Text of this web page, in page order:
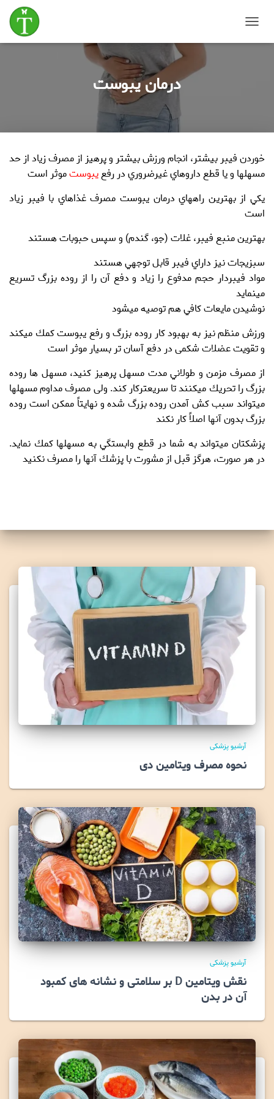
o
i
a
t
n
درمان يبوست
خوردنفيبر بيشتر، انجام ورزش بيشتر و پرهيز از مصرف زياد از حد
مسهل‏ها و يا قطع داروهاي غيرضروري در رفعیبوستموثر است
يكي از بهترين راه‏هاي درمان یبوست مصرف غذاهاي با فيبر زياد
است
بهترين منبع فيبر، غلات (جو، گندم) و سپسحبوباتهستند
سبزيجاتنيز داراي فيبر قابل توجهي هستند
مواد فيبردار حجم مدفوع را زياد و دفع آن را از روده بزرگ تسريع
مي‏نمايد
نوشيدن مايعات كافي هم توصيه مي‏شود
ورزشمنظم نیز به بهبود كار روده بزرگ و رفع يبوست كمك مي‏كند
و تقویت عضلات شکمی در دفع آسان تر بسیار موثر است
از مصرف مزمن و طولاني مدت مسهلپرهيز كنيد، مسهل ها روده
بزرگ را تحريك مي‏كنند تا سريع‏تركار كند. ولی مصرف مداوم مسهل‏ها
مي‏تواند سبب كش آمدن روده بزرگ شده و نهايتاً ممكن است روده
بزرگ بدون آنها اصلاً كار نكند
پزشكتان مي‏تواند به شما در قطع وابستگي به مسهل‏ها كمك نمايد.
در هر صورت، هرگز قبل از مشورت با پزشك آنها را مصرف نكنيد
آرشیو پزشکی
نحوه مصرف ویتامین دی
آرشیو پزشکی
نقش ویتامین D بر سلامتی و نشانه های کمبود
آن در بدن